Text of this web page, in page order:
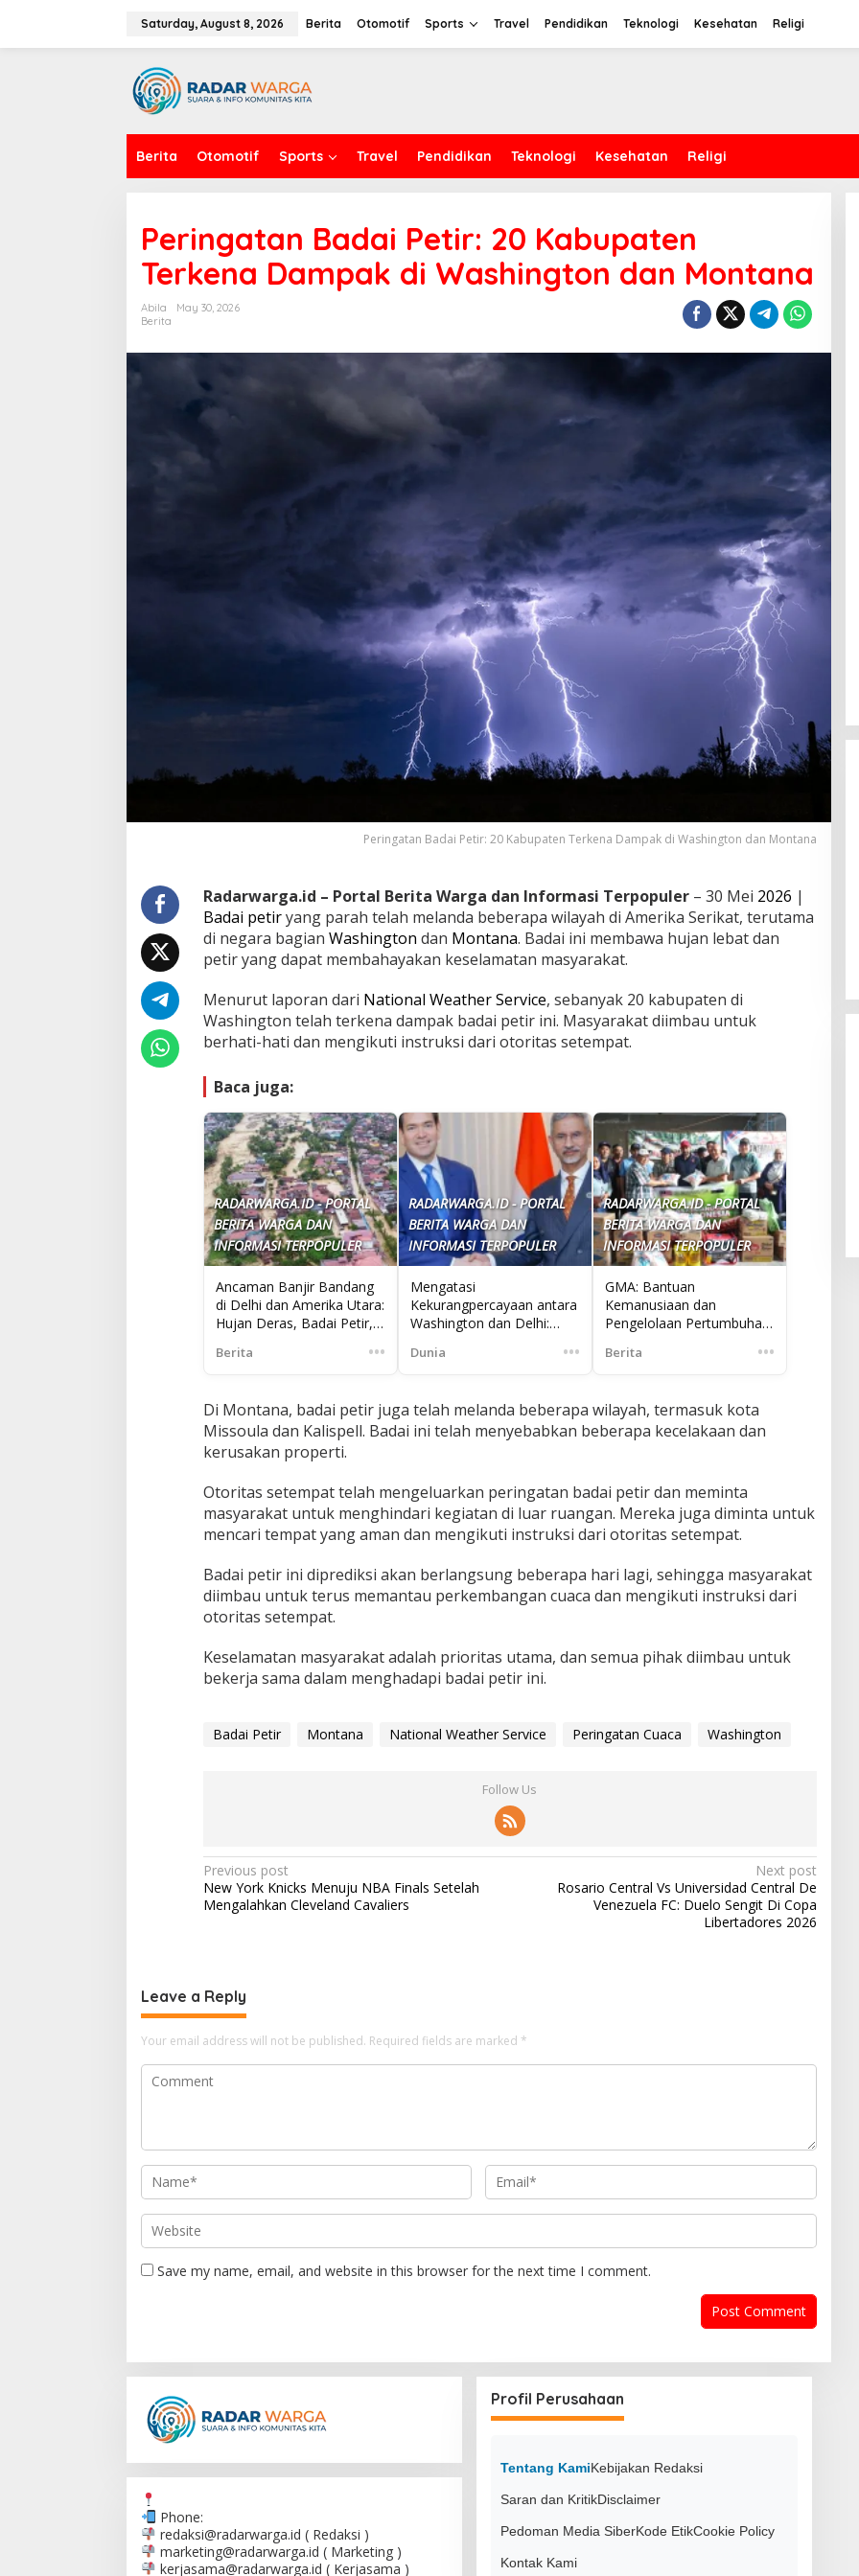
Saturday, August 8, 2026 Berita Otomotif Sports Travel Pendidikan Teknologi Kesehatan Religi
Berita Otomotif Sports Travel Pendidikan Teknologi Kesehatan Religi
Peringatan Badai Petir: 20 Kabupaten
Terkena Dampak di Washington dan Montana
Abila
May 30, 2026
Berita
Peringatan Badai Petir: 20 Kabupaten Terkena Dampak di Washington dan Montana
Radarwarga.id – Portal Berita Warga dan Informasi Terpopuler– 30 Mei 2026 |
Badai petiryang parah telah melanda beberapa wilayah di Amerika Serikat, terutama
di negara bagian Washington dan Montana. Badai ini membawa hujan lebat dan
petir yang dapat membahayakan keselamatan masyarakat.
Menurut laporan dari National Weather Service, sebanyak 20 kabupaten di
Washington telah terkena dampak badai petir ini. Masyarakat diimbau untuk
berhati-hati dan mengikuti instruksi dari otoritas setempat.
Baca juga:
RADARWARGA.ID - PORTAL
BERITA WARGA DAN
INFORMASI TERPOPULER
Ancaman Banjir Bandang
di Delhi dan Amerika Utara:
Hujan Deras, Badai Petir,
Berita •••
RADARWARGA.ID - PORTAL
BERITA WARGA DAN
INFORMASI TERPOPULER
Mengatasi
Kekurangpercayaan antara
Washington dan Delhi:
Rubio ke India
Dunia •••
RADARWARGA.ID - PORTAL
BERITA WARGA DAN
INFORMASI TERPOPULER
GMA: Bantuan
Kemanusiaan dan
Pengelolaan Pertumbuhan
Berita •••
Di Montana, badai petir juga telah melanda beberapa wilayah, termasuk kota
Missoula dan Kalispell. Badai ini telah menyebabkan beberapa kecelakaan dan
kerusakan properti.
Otoritas setempat telah mengeluarkan peringatan badai petir dan meminta
masyarakat untuk menghindari kegiatan di luar ruangan. Mereka juga diminta untuk
mencari tempat yang aman dan mengikuti instruksi dari otoritas setempat.
Badai petir ini diprediksi akan berlangsung beberapa hari lagi, sehingga masyarakat
diimbau untuk terus memantau perkembangan cuaca dan mengikuti instruksi dari
otoritas setempat.
Keselamatan masyarakat adalah prioritas utama, dan semua pihak diimbau untuk
bekerja sama dalam menghadapi badai petir ini.
Badai Petir Montana National Weather Service Peringatan Cuaca Washington
Follow Us
P
o
n
a
v
i
g
t
i
o
n
Previous post
New York Knicks Menuju NBA Finals Setelah
Mengalahkan Cleveland Cavaliers
Next post
Rosario Central Vs Universidad Central De
Venezuela FC: Duelo Sengit Di Copa
Libertadores 2026
Leave a Reply
Your email address will not be published. Required fields are marked *
Save my name, email, and website in this browser for the next time I comment.
Kebakaran Hebat Melanda
Gedung Bapenda DKI Jakarta,
Pemadaman Diperluas
Phone:
redaksi@radarwarga.id ( Redaksi )
marketing@radarwarga.id ( Marketing )
kerjasama@radarwarga.id ( Kerjasama )
Profil Perusahaan
Tentang KamiKebijakan Redaksi
Saran dan KritikDisclaimer
Pedoman Media SiberKode EtikCookie Policy
Kontak Kami